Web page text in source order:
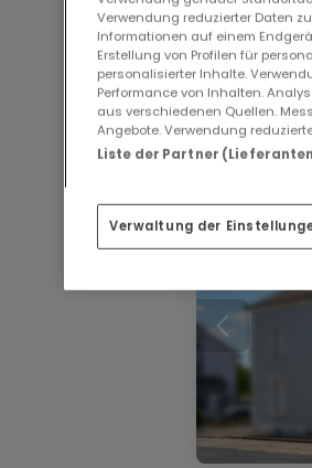
Haus 7
135 m²
Verwendung reduzierter Daten
Informationen auf einem
Erstellung von Profilen für
personalisierter Inhalte.
Performance von Inhalten.
aus verschiedenen Quellen.
Angebote. Verwendung
Liste der Partner
Verwaltung der